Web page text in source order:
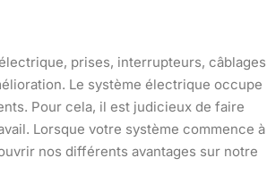
prises, interrupteurs,
Le système électrique occupe
Pour cela, il est judicieux de faire
Lorsque votre système commence à
nos différents avantages sur notre